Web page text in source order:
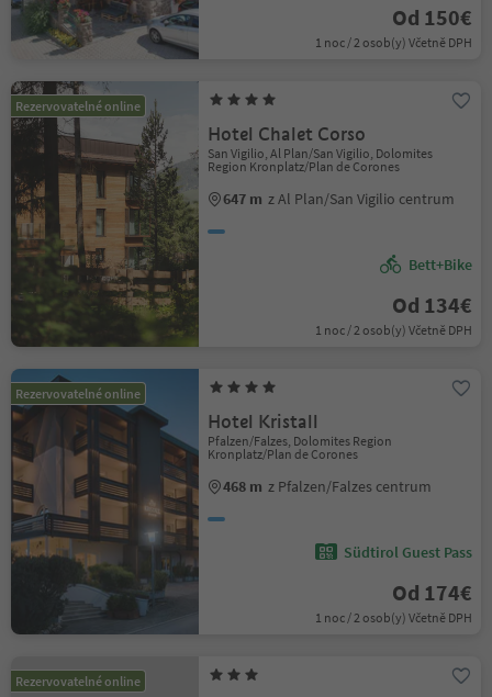
Od 150€
1 noc / 2 osob(y) Včetně DPH
Rezervovatelné online
Hotel Chalet Corso
San Vigilio, Al Plan/San Vigilio, Dolomites
Region Kronplatz/Plan de Corones
647 m z Al Plan/San Vigilio centrum
Bett+Bike
Od 134€
1 noc / 2 osob(y) Včetně DPH
Rezervovatelné online
Hotel Kristall
Pfalzen/Falzes, Dolomites Region
Kronplatz/Plan de Corones
468 m z Pfalzen/Falzes centrum
Südtirol Guest Pass
Od 174€
1 noc / 2 osob(y) Včetně DPH
Rezervovatelné online